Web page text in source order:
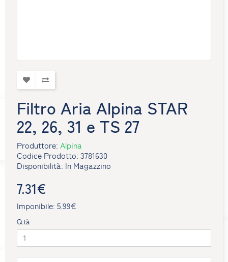
Filtro Aria Alpina STAR
22, 26, 31 e TS 27
Produttore:Alpina
Codice Prodotto: 3781630
Disponibilità: In Magazzino
7.31€
Imponibile: 5.99€
Q.tà